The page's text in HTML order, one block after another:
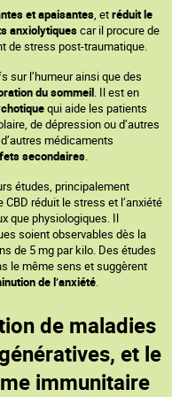
et apaisantes, etréduit le
anxiolytiquescar il procure de
de stress post-traumatique.
sur l’humeur ainsi que des
du sommeil. Il est en
qui aide les patients
de dépression ou d’autres
médicaments
secondaires.
études, principalement
réduit le stress et l’anxiété
que physiologiques. Il
soient observables dès la
de 5 mg par kilo. Des études
le même sens et suggèrent
de l’anxiété.
de maladies
et le
immunitaire